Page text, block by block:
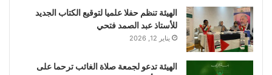
الهيئة تنظم حفلا علميا لتوقيع الكتاب الجديد
للأستاذ عبد الصمد فتحي
يناير 12, 2026
الهيئة تدعو لجمعة صلاة الغائب ترحما على